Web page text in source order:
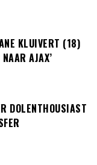
KLUIVERT (18)
AJAX’
DOLENTHOUSIAST